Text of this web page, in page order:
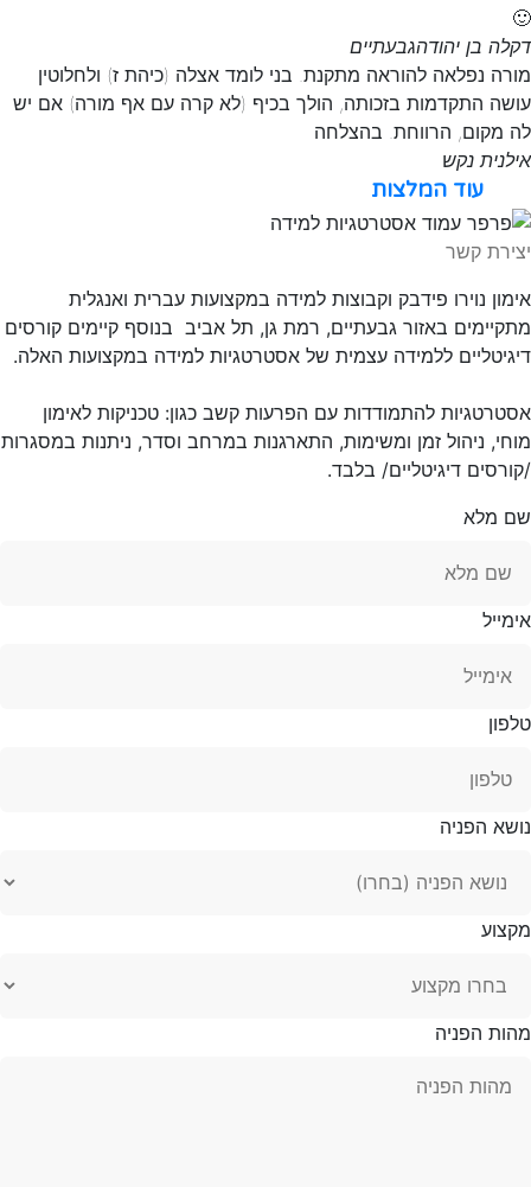
🙂
דקלה בן יהודהגבעתיים
מורה נפלאה להוראה מתקנת. בני לומד אצלה (כיהת ז) ולחלוטין
עושה התקדמות בזכותה, הולך בכיף (לא קרה עם אף מורה) אם יש
לה מקום, הרווחת. בהצלחה
אילנית נקש
עוד המלצות
יצירת קשר
אימון נוירו פידבק וקבוצות למידה במקצועות עברית ואנגלית
מתקיימים באזור גבעתיים, רמת גן, תל אביב בנוסף קיימים קורסים
דיגיטליים ללמידה עצמית של אסטרטגיות למידה במקצועות האלה.
אסטרטגיות להתמודדות עם הפרעות קשב כגון: טכניקות לאימון
מוחי, ניהול זמן ומשימות, התארגנות במרחב וסדר, ניתנות במסגרות
/קורסים דיגיטליים/ בלבד.
שם מלא
אימייל
טלפון
נושא הפניה
מקצוע
מהות הפניה